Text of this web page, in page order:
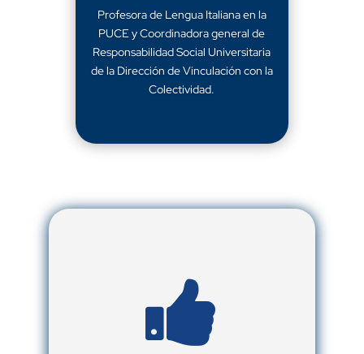
Profesora de Lengua Italiana en la
PUCE y Coordinadora general de
Responsabilidad Social Universitaria
de la Dirección de Vinculación con la
Colectividad.
